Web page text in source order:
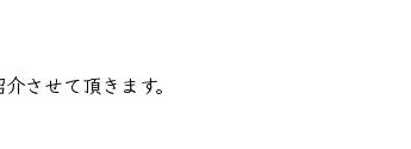
させて頂きます。